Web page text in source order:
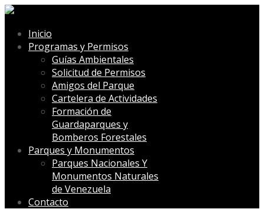
Inicio
Programas y Permisos
Guías Ambientales
Solicitud de Permisos
Amigos del Parque
Cartelera de Actividades
Formación de
Guardaparques y
Bomberos Forestales
Parques y Monumentos
Parques Nacionales Y
Monumentos Naturales
de Venezuela
Contacto